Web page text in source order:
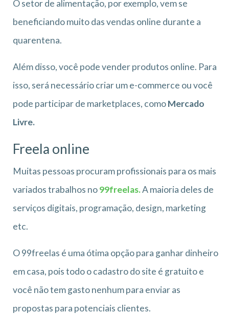
O setor de alimentação, por exemplo, vem se
beneficiando muito das vendas online durante a
quarentena.
Além disso, você pode vender produtos online. Para
isso, será necessário criar um e-commerce ou você
pode participar de marketplaces, comoMercado
Livre.
Freela online
Muitas pessoas procuram profissionais para os mais
variados trabalhos no99freelas.A maioria deles de
serviços digitais, programação, design, marketing
etc.
O 99freelas é uma ótima opção para ganhar dinheiro
em casa, pois todo o cadastro do site é gratuito e
você não tem gasto nenhum para enviar as
propostas para potenciais clientes.